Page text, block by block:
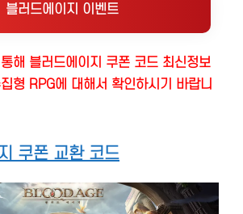
블러드에이지 이벤트
해 블러드에이지 쿠폰 코드 최신정보
형 RPG에 대해서 확인하시기 바랍니
쿠폰 교환 코드